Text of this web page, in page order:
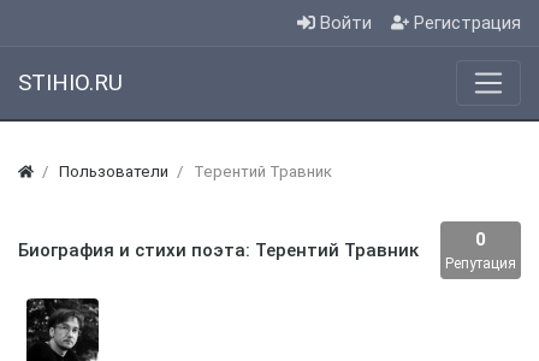
Войти Регистрация
STIHIO.RU
Пользователи Терентий Травник
Биография и стихи поэта: Терентий Травник 0
Репутация